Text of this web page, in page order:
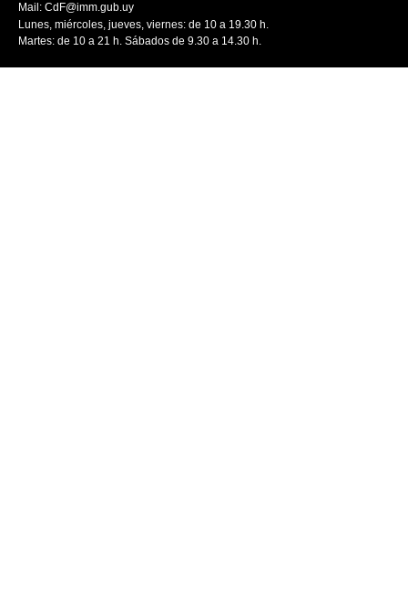
Mail: CdF@imm.gub.uy
Lunes, miércoles, jueves, viernes: de 10 a 19.30 h.
Martes: de 10 a 21 h. Sábados de 9.30 a 14.30 h.